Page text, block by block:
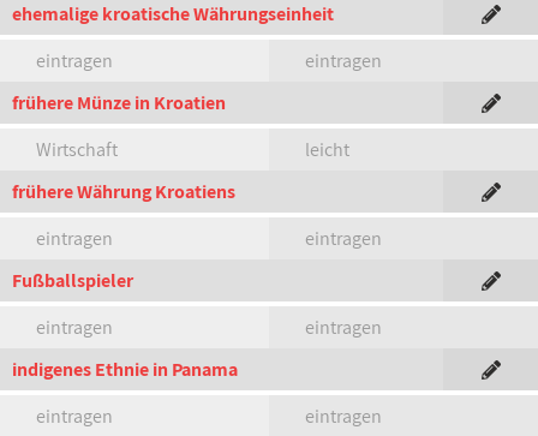
ehemalige kroatische Währungseinheit
eintragen
eintragen
frühere Münze in Kroatien
Wirtschaft
leicht
frühere Währung Kroatiens
eintragen
eintragen
Fußballspieler
eintragen
eintragen
indigenes Ethnie in Panama
eintragen
eintragen